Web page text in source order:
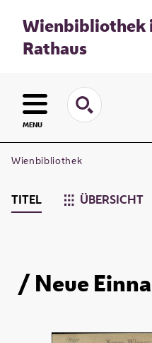
Wienbibliothek
Rathaus
MENU
Wienbibliothek
TITEL ÜBERSICHT
/ Neue